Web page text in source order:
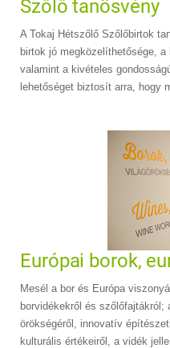
Szőlő tanösvény
A Tokaj Hétszőlő Szőlőbirtok
birtok jó megközelíthetősége,
valamint a kivételes
lehetőséget biztosít arra, hogy
Európai borok,
Mesél a bor és Európa
borvidékekről és
örökségéről, innovatív
kulturális értékeiről, a vidék